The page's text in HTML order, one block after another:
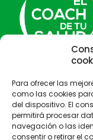
Para ofrecer las
como las cookies
del dispositivo. El
permitirá procesar
navegación o las
consentir o retirar el